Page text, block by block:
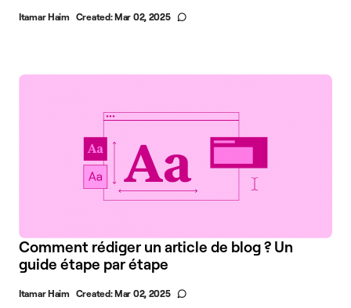
Itamar Haim Created:Mar 02, 2025
Comment rédiger un article de blog ? Un
guide étape par étape
Itamar Haim Created:Mar 02, 2025